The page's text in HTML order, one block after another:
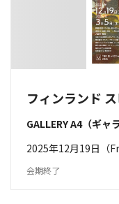
フィンランド
GALLERY A4（ギャ
2025年12月19日（
会期終了